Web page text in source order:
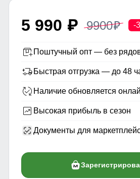
5 990 p 9900p -
Поштучный опт — без
Быстрая отгрузка — до 48
Наличие обновляется
Высокая прибыль в сезон
Документы для